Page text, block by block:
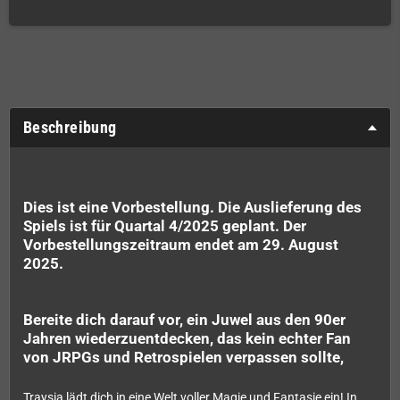
Beschreibung
Dies ist eine Vorbestellung. Die Auslieferung des
Spiels ist für Quartal 4/2025 geplant. Der
Vorbestellungszeitraum endet am 29. August
2025.
Bereite dich darauf vor, ein Juwel aus den 90er
Jahren wiederzuentdecken, das kein echter Fan
von JRPGs und Retrospielen verpassen sollte,